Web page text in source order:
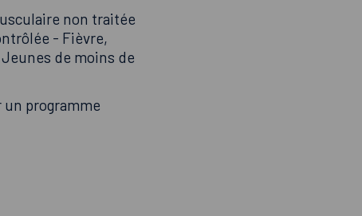
non traitée
- Fièvre,
de moins de
un programme